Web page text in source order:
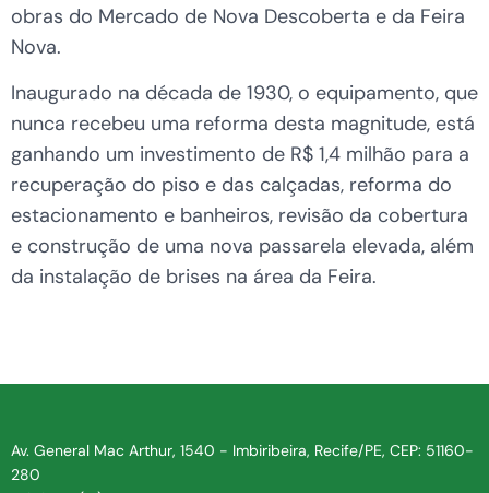
obras do Mercado de Nova Descoberta e da Feira
Nova.
Inaugurado na década de 1930, o equipamento, que
nunca recebeu uma reforma desta magnitude, está
ganhando um investimento de R$ 1,4 milhão para a
recuperação do piso e das calçadas, reforma do
estacionamento e banheiros, revisão da cobertura
e construção de uma nova passarela elevada, além
da instalação de brises na área da Feira.
Av. General Mac Arthur, 1540 - Imbiribeira, Recife/PE, CEP: 51160-
280